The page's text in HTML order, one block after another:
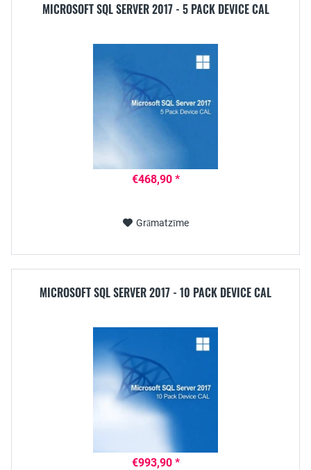
MICROSOFT SQL SERVER 2017 - 5 PACK DEVICE CAL
€468,90 *
Grāmatzīme
MICROSOFT SQL SERVER 2017 - 10 PACK DEVICE CAL
€993,90 *